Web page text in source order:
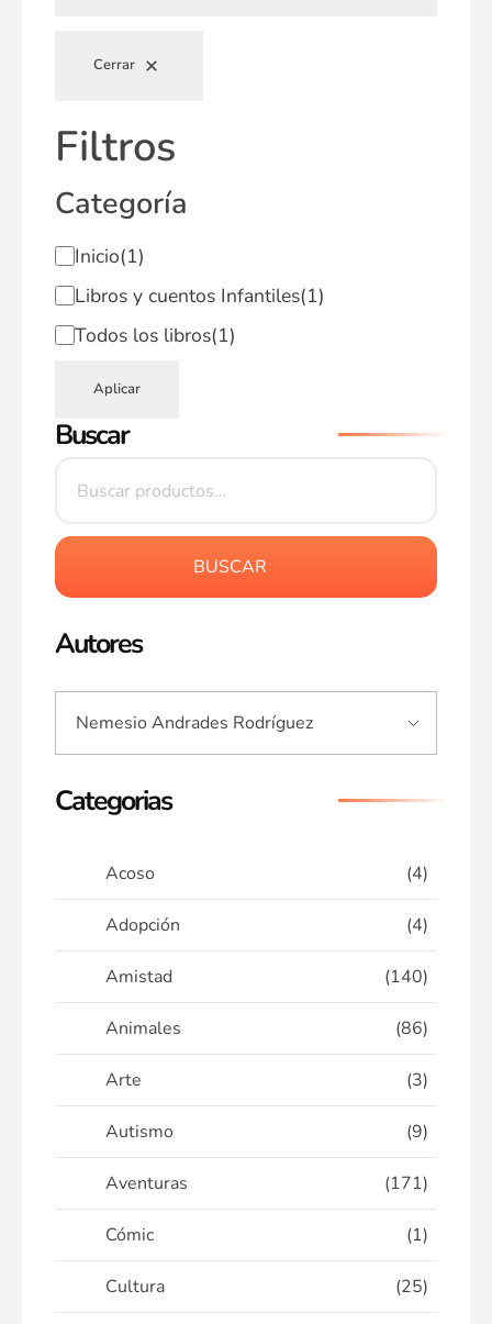
Cerrar
Filtros
Categoría
Inicio(1)
Libros y cuentos Infantiles(1)
Todos los libros(1)
Aplicar
Buscar
BUSCAR
Autores
Categorias
Acoso (4)
Adopción (4)
Amistad (140)
Animales (86)
Arte (3)
Autismo (9)
Aventuras (171)
Cómic (1)
Cultura (25)